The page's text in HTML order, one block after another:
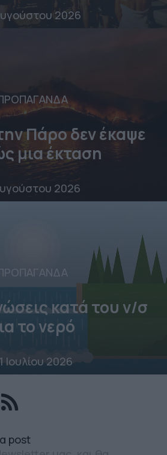
2026
Πάρο δεν έκαψε
μια έκταση
2026
κατά του ν/σ
το νερό
Ιουλίου 2026
post